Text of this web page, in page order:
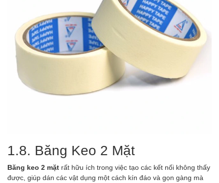
1.8. Băng Keo 2 Mặt
Băng keo 2 mặt rất hữu ích trong việc tạo các kết nối không thấy
được, giúp dán các vật dụng một cách kín đáo và gọn gàng mà